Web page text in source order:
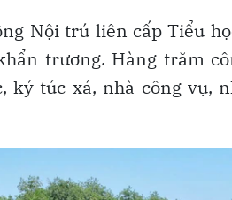
Nội trú liên cấp Tiểu
trương. Hàng trăm
ký túc xá, nhà công vụ,